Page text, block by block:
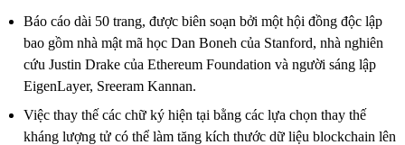
Báo cáo dài 50 trang, được biên soạn bởi một hội đồng độc lập
bao gồm nhà mật mã học Dan Boneh của Stanford, nhà nghiên
cứu Justin Drake của Ethereum Foundation và người sáng lập
EigenLayer, Sreeram Kannan.
Việc thay thế các chữ ký hiện tại bằng các lựa chọn thay thế
kháng lượng tử có thể làm tăng kích thước dữ liệu blockchain lên